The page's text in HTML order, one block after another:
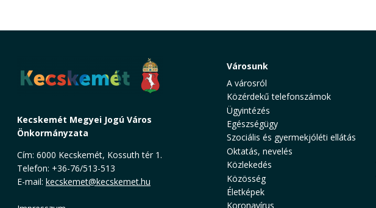
Kecskemét Megyei Jogú Város
Önkormányzata
Cím: 6000 Kecskemét, Kossuth tér 1.
Telefon: +36-76/513-513
E-mail: kecskemet@kecskemet.hu
Városunk
A városról
Közérdekű telefonszámok
Ügyintézés
Egészségügy
Szociális és gyermekjóléti ellátás
Oktatás, nevelés
Közlekedés
Közösség
Életképek
Koronavírus